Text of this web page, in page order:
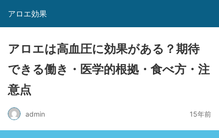
アロエ効果
アロエは高血圧に効果がある？期待
できる働き・医学的根拠・食べ方・注
意点
admin 15年前